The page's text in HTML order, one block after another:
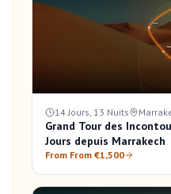
14 Jours, 13 Nuits
Grand Tour des
Jours depuis Marrakech
From From €1,500